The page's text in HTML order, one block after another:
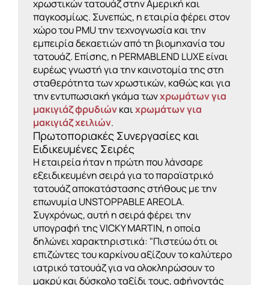
χρωστικών τατουάζ στην Αμερική και
παγκοσμίως. Συνεπώς, η εταιρία φέρει στον
χώρο του PMU την τεχνογνωσία και την
εμπειρία δεκαετιών από τη βιομηχανία του
τατουάζ. Επίσης, η PERMABLEND LUXE είναι
ευρέως γνωστή για την καινοτομία της στη
σταθερότητα των χρωστικών, καθώς και για
την εντυπωσιακή γκάμα τωνχρωμάτων για
μακιγιάζ φρυδιώνκαιχρωμάτων για
μακιγιάζ χειλιών.
Πρωτοποριακές Συνεργασίες και
Ειδικευμένες Σειρές
Η εταιρεία ήταν η πρώτη που λάνσαρε
εξειδικευμένη σειρά για το παραϊατρικό
τατουάζ αποκατάστασης στήθους με την
επωνυμία UNSTOPPABLE AREOLA.
Συγχρόνως, αυτή η σειρά φέρει την
υπογραφή της VICKY MARTIN, η οποία
δηλώνει χαρακτηριστικά: "Πιστεύω ότι οι
επιζώντες του καρκίνου αξίζουν το καλύτερο
ιατρικό τατουάζ για να ολοκληρώσουν το
μακρύ και δύσκολο ταξίδι τους, αφήνοντάς